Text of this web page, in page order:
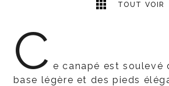
TOUT VOIR
C e canapé est soulevé
base légère et des pieds